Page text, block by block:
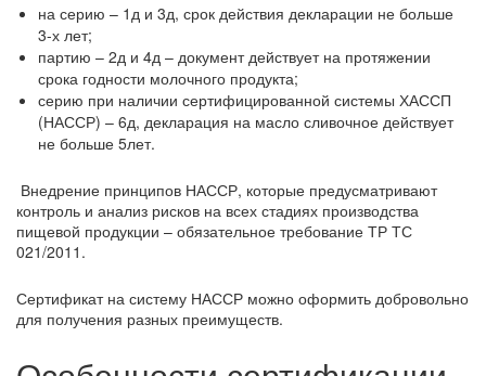
на серию – 1д и 3д, срок действия декларации не больше
3-х лет;
партию – 2д и 4д – документ действует на протяжении
срока годности молочного продукта;
серию при наличии сертифицированной системы ХАССП
(НАССР) – 6д, декларация на масло сливочное действует
не больше 5лет.
Внедрение принципов НАССР, которые предусматривают
контроль и анализ рисков на всех стадиях производства
пищевой продукции – обязательное требование ТР ТС
021/2011.
Сертификат на систему НАССР можно оформить добровольно
для получения разных преимуществ.